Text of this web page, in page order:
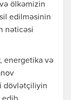
ölkəmizin
edilməsinin
nəticəsi
energetika və
dövlətçiliyin